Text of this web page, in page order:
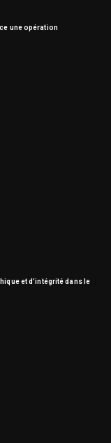
une opération
et d’intégrité dans le